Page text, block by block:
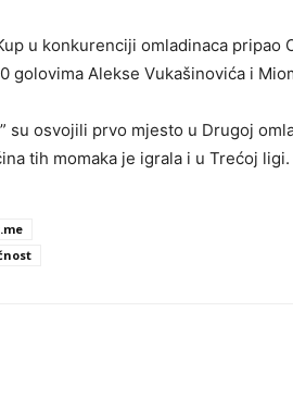
u konkurenciji omladinaca pripao
golovima Alekse Vukašinovića i
su osvojili prvo mjesto u Drugoj
tih momaka je igrala i u Trećoj ligi.